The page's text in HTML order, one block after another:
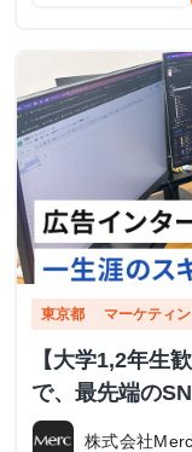
東京都 マーケティ
【大学1,2年生
で、最先端の
株式会社Merc